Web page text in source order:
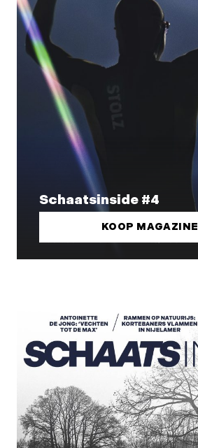
Schaatsinside #4
KOOP MAGAZINE